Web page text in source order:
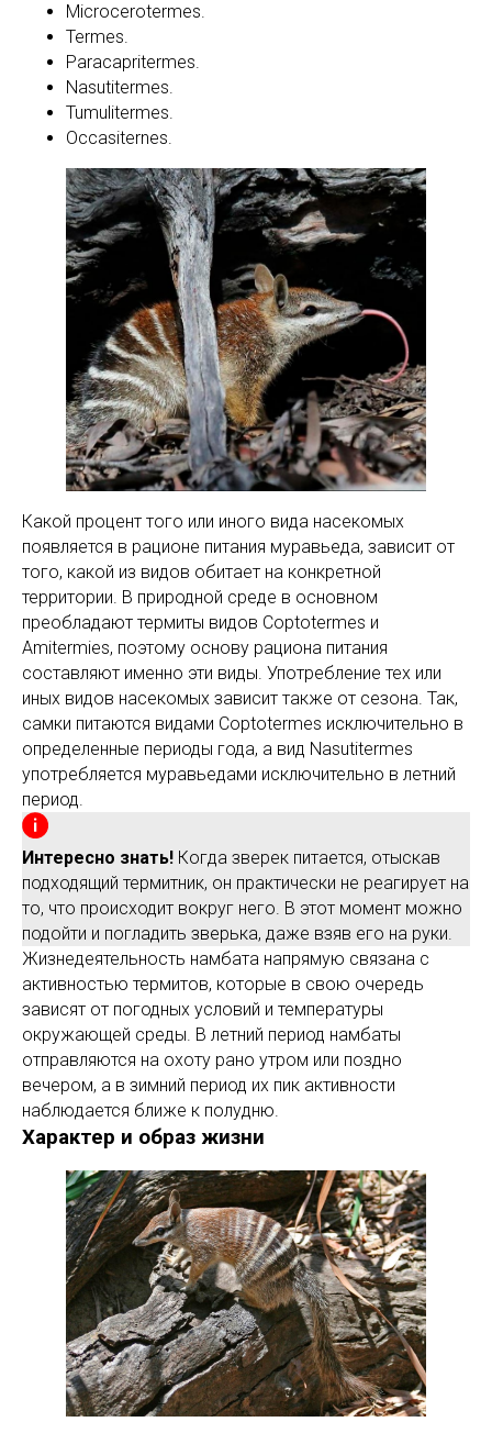
Microcerotermes.
Termes.
Paracapritermes.
Nasutitermes.
Tumulitermes.
Occasiternes.
Какой процент того или иного вида насекомых
появляется в рационе питания муравьеда, зависит от
того, какой из видов обитает на конкретной
территории. В природной среде в основном
преобладают термиты видов Coptotermes и
Amitermies, поэтому основу рациона питания
составляют именно эти виды. Употребление тех или
иных видов насекомых зависит также от сезона. Так,
самки питаются видами Coptotermes исключительно в
определенные периоды года, а вид Nasutitermes
употребляется муравьедами исключительно в летний
период.
Интересно знать! Когда зверек питается, отыскав
подходящий термитник, он практически не реагирует на
то, что происходит вокруг него. В этот момент можно
подойти и погладить зверька, даже взяв его на руки.
Жизнедеятельность намбата напрямую связана с
активностью термитов, которые в свою очередь
зависят от погодных условий и температуры
окружающей среды. В летний период намбаты
отправляются на охоту рано утром или поздно
вечером, а в зимний период их пик активности
наблюдается ближе к полудню.
Характер и образ жизни